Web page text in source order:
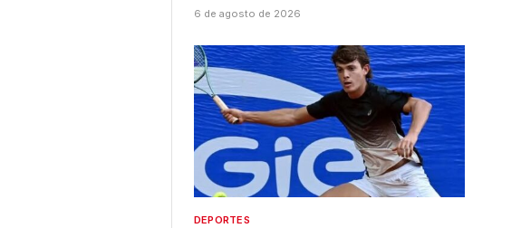
6 de agosto de 2026
DEPORTES